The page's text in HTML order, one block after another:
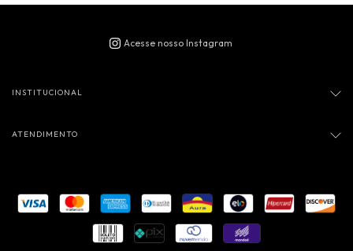
INSTITUCIONAL
ATENDIMENTO